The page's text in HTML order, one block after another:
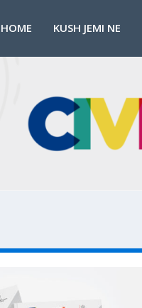
HOME KUSH JEMI NE